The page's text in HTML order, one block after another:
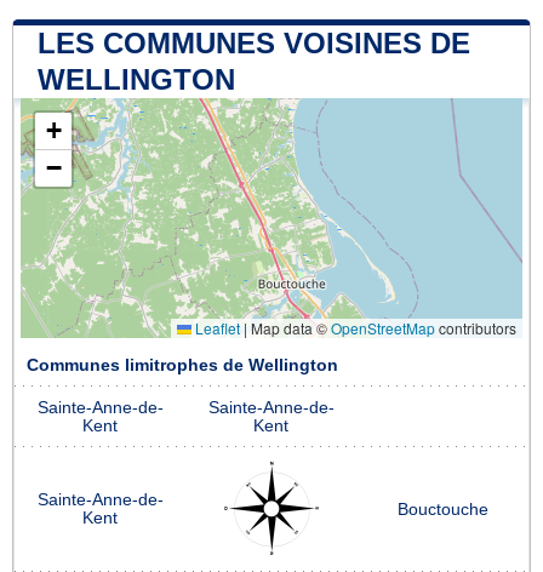
LES COMMUNES VOISINES DE
WELLINGTON
+
−
Leaflet | Map data ©OpenStreetMapcontributors
Communes limitrophes de Wellington
Sainte-Anne-de-
Kent
Sainte-Anne-de-
Kent
Sainte-Anne-de-
Kent
Bouctouche